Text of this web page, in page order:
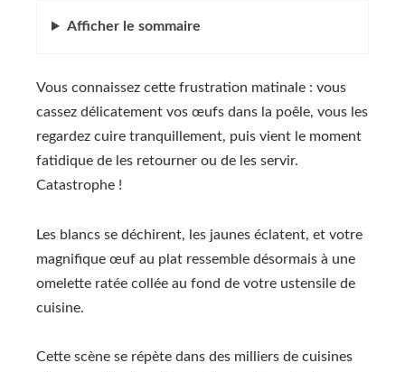
Afficher le sommaire
Vous connaissez cette frustration matinale : vous
cassez délicatement vos œufs dans la poêle, vous les
regardez cuire tranquillement, puis vient le moment
fatidique de les retourner ou de les servir.
Catastrophe !
Les blancs se déchirent, les jaunes éclatent, et votre
magnifique œuf au plat ressemble désormais à une
omelette ratée collée au fond de votre ustensile de
cuisine.
Cette scène se répète dans des milliers de cuisines